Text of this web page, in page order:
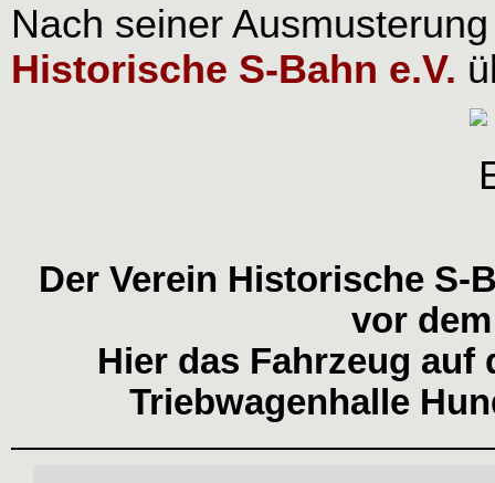
Nach seiner
Historische S-Bahn e.V.
Der Verein Historische S-
vor
Hier das Fahrzeug auf
Triebwagenhalle